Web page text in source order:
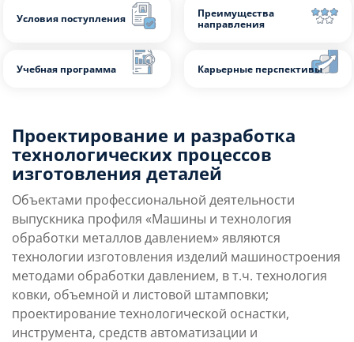
50
Платные места
Условия поступления
направления
Проектирование и разработка
технологических процессов
изготовления деталей
Объектами профессиональной деятельности
выпускника профиля «Машины и технология
обработки металлов давлением» являются
технологии изготовления изделий машиностроения
методами обработки давлением, в т.ч. технология
ковки, объемной и листовой штамповки;
проектирование технологической оснастки,
инструмента, средств автоматизации и